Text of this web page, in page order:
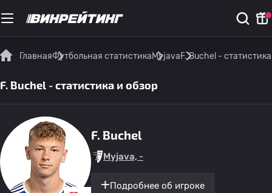
ГлавнаяФутбольная статистикаMyjavaF. Buchel -
F. Buchel - статистика и обзор
F. Buchel
Myjava, -
Подробнее об игроке